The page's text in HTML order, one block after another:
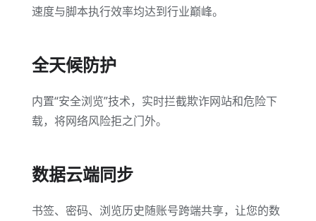
速度与脚本执行效率均达到行业巅峰。
全天候防护
内置“安全浏览”技术，实时拦截欺诈网站和危险下
载，将网络风险拒之门外。
数据云端同步
书签、密码、浏览历史随账号跨端共享，让您的数